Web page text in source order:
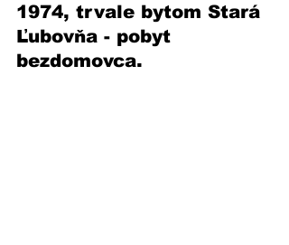
1974, trvale bytom Stará
Ľubovňa - pobyt
bezdomovca.